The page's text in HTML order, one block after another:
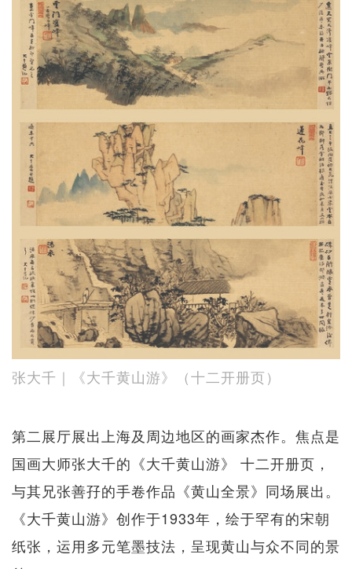
张大千｜《大千黄山游》（十二开册页）
第二展厅展出上海及周边地区的画家杰作。焦点是
国画大师张大千的《大千黄山游》 十二开册页，
与其兄张善孖的手卷作品《黄山全景》同场展出。
《大千黄山游》创作于1933年，绘于罕有的宋朝
纸张，运用多元笔墨技法，呈现黄山与众不同的景